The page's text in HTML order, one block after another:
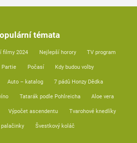
témata
filmy 2024 Nejlepší horory TV program
Partie Počasí Kdy budou volby
Auto – katalog 7 pádů Honzy Dědka
Tatarák podle Pohlreicha Aloe vera
Výpočet ascendentu Tvarohové knedlíky
Švestkový koláč